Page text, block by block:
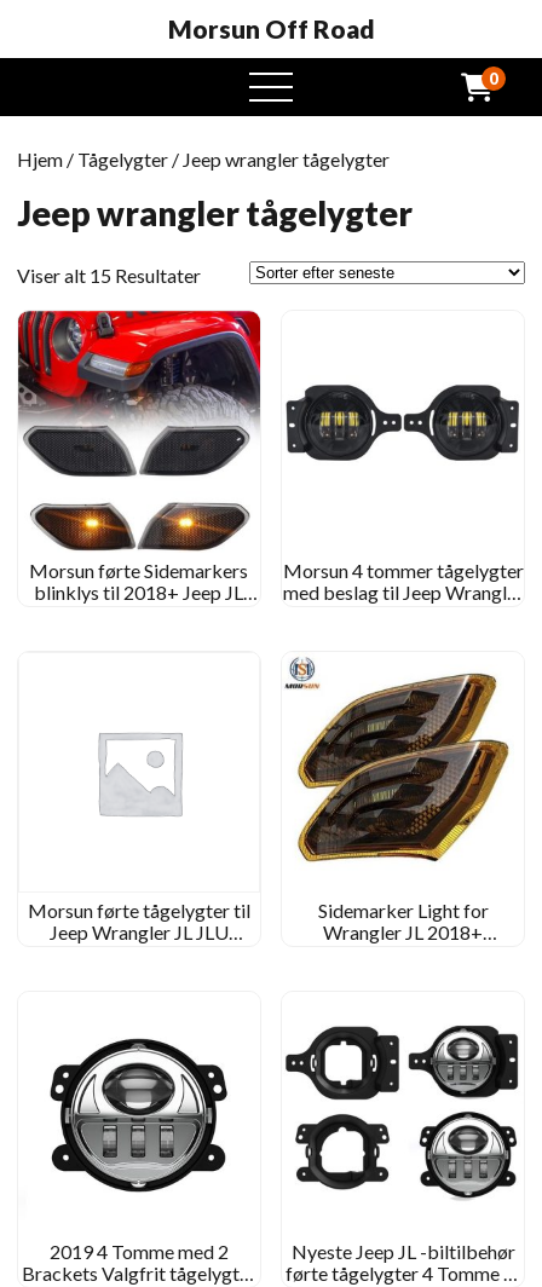
Morsun Off Road
Åben
menu
0
Hjem / Tågelygter / Jeep wrangler tågelygter
Jeep wrangler tågelygter
Viser alt 15 ResultaterSorteret
seneste
Morsun førte Sidemarkers
blinklys til 2018+ Jeep JL
Morsun 4 tommer tågelygter
med beslag til Jeep Wrangler
Morsun førte tågelygter til
Jeep Wrangler JL JLU
Sidemarker Light for
Wrangler JL 2018+
2019 4 Tomme med 2
Brackets Valgfrit tågelygter
Nyeste Jeep JL -biltilbehør
førte tågelygter 4 Tomme JL